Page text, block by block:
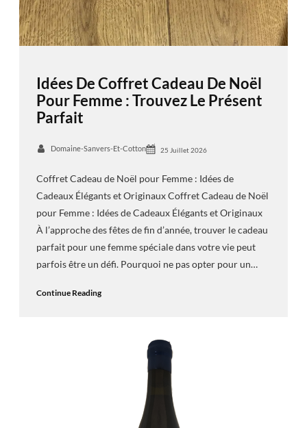
Idées De Coffret Cadeau De Noël
Pour Femme : Trouvez Le Présent
Parfait
Domaine-Sanvers-Et-Cotton 25 Juillet 2026
Coffret Cadeau de Noël pour Femme : Idées de
Cadeaux Élégants et Originaux Coffret Cadeau de Noël
pour Femme : Idées de Cadeaux Élégants et Originaux
À l’approche des fêtes de fin d’année, trouver le cadeau
parfait pour une femme spéciale dans votre vie peut
parfois être un défi. Pourquoi ne pas opter pour un…
Continue Reading